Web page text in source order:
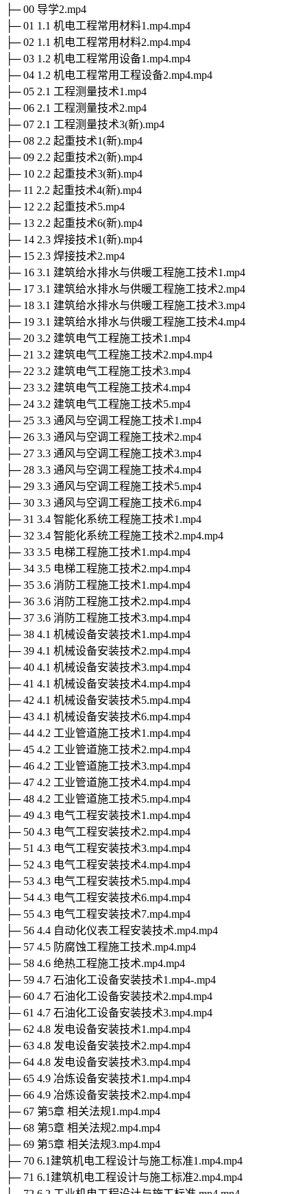
├─ 00 导学2.mp4
├─ 01 1.1 机电工程常用材料1.mp4.mp4
├─ 02 1.1 机电工程常用材料2.mp4.mp4
├─ 03 1.2 机电工程常用设备1.mp4.mp4
├─ 04 1.2 机电工程常用工程设备2.mp4.mp4
├─ 05 2.1 工程测量技术1.mp4
├─ 06 2.1 工程测量技术2.mp4
├─ 07 2.1 工程测量技术3(新).mp4
├─ 08 2.2 起重技术1(新).mp4
├─ 09 2.2 起重技术2(新).mp4
├─ 10 2.2 起重技术3(新).mp4
├─ 11 2.2 起重技术4(新).mp4
├─ 12 2.2 起重技术5.mp4
├─ 13 2.2 起重技术6(新).mp4
├─ 14 2.3 焊接技术1(新).mp4
├─ 15 2.3 焊接技术2.mp4
├─ 16 3.1 建筑给水排水与供暖工程施工技术1.mp4
├─ 17 3.1 建筑给水排水与供暖工程施工技术2.mp4
├─ 18 3.1 建筑给水排水与供暖工程施工技术3.mp4
├─ 19 3.1 建筑给水排水与供暖工程施工技术4.mp4
├─ 20 3.2 建筑电气工程施工技术1.mp4
├─ 21 3.2 建筑电气工程施工技术2.mp4.mp4
├─ 22 3.2 建筑电气工程施工技术3.mp4
├─ 23 3.2 建筑电气工程施工技术4.mp4
├─ 24 3.2 建筑电气工程施工技术5.mp4
├─ 25 3.3 通风与空调工程施工技术1.mp4
├─ 26 3.3 通风与空调工程施工技术2.mp4
├─ 27 3.3 通风与空调工程施工技术3.mp4
├─ 28 3.3 通风与空调工程施工技术4.mp4
├─ 29 3.3 通风与空调工程施工技术5.mp4
├─ 30 3.3 通风与空调工程施工技术6.mp4
├─ 31 3.4 智能化系统工程施工技术1.mp4
├─ 32 3.4 智能化系统工程施工技术2.mp4.mp4
├─ 33 3.5 电梯工程施工技术1.mp4.mp4
├─ 34 3.5 电梯工程施工技术2.mp4.mp4
├─ 35 3.6 消防工程施工技术1.mp4.mp4
├─ 36 3.6 消防工程施工技术2.mp4.mp4
├─ 37 3.6 消防工程施工技术3.mp4.mp4
├─ 38 4.1 机械设备安装技术1.mp4.mp4
├─ 39 4.1 机械设备安装技术2.mp4.mp4
├─ 40 4.1 机械设备安装技术3.mp4.mp4
├─ 41 4.1 机械设备安装技术4.mp4.mp4
├─ 42 4.1 机械设备安装技术5.mp4.mp4
├─ 43 4.1 机械设备安装技术6.mp4.mp4
├─ 44 4.2 工业管道施工技术1.mp4.mp4
├─ 45 4.2 工业管道施工技术2.mp4.mp4
├─ 46 4.2 工业管道施工技术3.mp4.mp4
├─ 47 4.2 工业管道施工技术4.mp4.mp4
├─ 48 4.2 工业管道施工技术5.mp4.mp4
├─ 49 4.3 电气工程安装技术1.mp4.mp4
├─ 50 4.3 电气工程安装技术2.mp4.mp4
├─ 51 4.3 电气工程安装技术3.mp4.mp4
├─ 52 4.3 电气工程安装技术4.mp4.mp4
├─ 53 4.3 电气工程安装技术5.mp4.mp4
├─ 54 4.3 电气工程安装技术6.mp4.mp4
├─ 55 4.3 电气工程安装技术7.mp4.mp4
├─ 56 4.4 自动化仪表工程安装技术.mp4.mp4
├─ 57 4.5 防腐蚀工程施工技术.mp4.mp4
├─ 58 4.6 绝热工程施工技术.mp4.mp4
├─ 59 4.7 石油化工设备安装技术1.mp4-.mp4
├─ 60 4.7 石油化工设备安装技术2.mp4.mp4
├─ 61 4.7 石油化工设备安装技术3.mp4.mp4
├─ 62 4.8 发电设备安装技术1.mp4.mp4
├─ 63 4.8 发电设备安装技术2.mp4.mp4
├─ 64 4.8 发电设备安装技术3.mp4.mp4
├─ 65 4.9 冶炼设备安装技术1.mp4.mp4
├─ 66 4.9 冶炼设备安装技术2.mp4.mp4
├─ 67 第5章 相关法规1.mp4.mp4
├─ 68 第5章 相关法规2.mp4.mp4
├─ 69 第5章 相关法规3.mp4.mp4
├─ 70 6.1建筑机电工程设计与施工标准1.mp4.mp4
├─ 71 6.1建筑机电工程设计与施工标准2.mp4.mp4